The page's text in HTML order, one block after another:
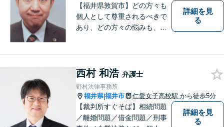
ださい。
【福井県敦賀市】どの方々も
個人として尊重されるべきで
あり、どの方々の悩みも、そ
識の壁も越えて、解決が図ら
れる必要があります。
詳細を見
る
西村 和浩 弁護士
野村法律事務所
福井県|福井市 仁愛女子高校駅 から徒歩5分
【裁判所すぐそば】相続問題
／離婚問題／借金問題／刑事
詳細を見
る